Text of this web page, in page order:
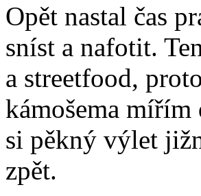
Opět nastal čas
sníst a nafotit.
a streetfood,
kámošema
si pěkný výlet
zpět.